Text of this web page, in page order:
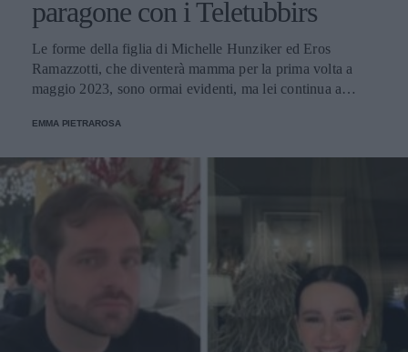
paragone con i Teletubbirs
Le forme della figlia di Michelle Hunziker ed Eros
Ramazzotti, che diventerà mamma per la prima volta a
maggio 2023, sono ormai evidenti, ma lei continua a
EMMA PIETRAROSA